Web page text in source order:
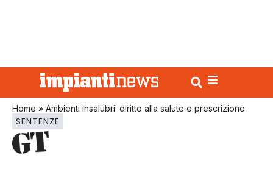
Home » Ambienti insalubri: diritto alla salute e prescrizione
SENTENZE